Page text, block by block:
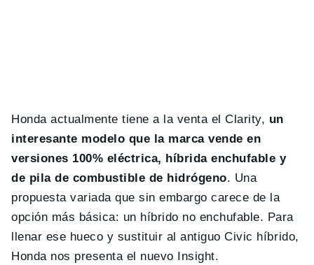
Honda actualmente tiene a la venta el Clarity, un
interesante modelo que la marca vende en
versiones 100% eléctrica, híbrida enchufable y
de pila de combustible de hidrógeno. Una
propuesta variada que sin embargo carece de la
opción más básica: un híbrido no enchufable. Para
llenar ese hueco y sustituir al antiguo Civic híbrido,
Honda nos presenta el nuevo Insight.